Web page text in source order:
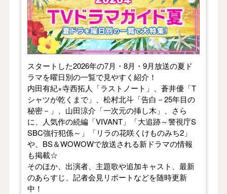
スタートした2026年の7月・8月・9月放送の夏ド
ラマを曜日別の一覧で見やすく紹介！
内田有紀×寺西拓人「ラストノート」、蒼井優「T
シャツが乾くまで」、松村北斗「告白－25年目の
秘密－」、山田涼介「一次元の挿し木」、さら
に、人気作の続編「VIVANT」「大追跡～警視庁S
SBC強行犯係～」「リラの花咲くけものみち2」
や、BS＆WOWOWで放送される新ドラマの情報
も掲載☆
そのほか、出演者、主題歌や追加キャスト、最新
のあらすじ、記者会見リポートなどを随時更新
中！